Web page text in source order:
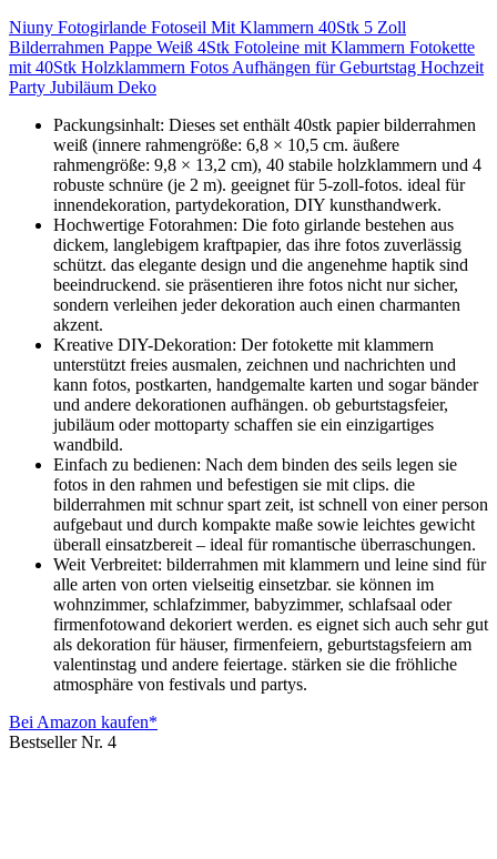
Niuny Fotogirlande Fotoseil Mit Klammern 40Stk 5 Zoll
Bilderrahmen Pappe Weiß 4Stk Fotoleine mit Klammern Fotokette
mit 40Stk Holzklammern Fotos Aufhängen für Geburtstag Hochzeit
Party Jubiläum Deko
Packungsinhalt: Dieses set enthält 40stk papier bilderrahmen
weiß (innere rahmengröße: 6,8 × 10,5 cm. äußere
rahmengröße: 9,8 × 13,2 cm), 40 stabile holzklammern und 4
robuste schnüre (je 2 m). geeignet für 5-zoll-fotos. ideal für
innendekoration, partydekoration, DIY kunsthandwerk.
Hochwertige Fotorahmen: Die foto girlande bestehen aus
dickem, langlebigem kraftpapier, das ihre fotos zuverlässig
schützt. das elegante design und die angenehme haptik sind
beeindruckend. sie präsentieren ihre fotos nicht nur sicher,
sondern verleihen jeder dekoration auch einen charmanten
akzent.
Kreative DIY-Dekoration: Der fotokette mit klammern
unterstützt freies ausmalen, zeichnen und nachrichten und
kann fotos, postkarten, handgemalte karten und sogar bänder
und andere dekorationen aufhängen. ob geburtstagsfeier,
jubiläum oder mottoparty schaffen sie ein einzigartiges
wandbild.
Einfach zu bedienen: Nach dem binden des seils legen sie
fotos in den rahmen und befestigen sie mit clips. die
bilderrahmen mit schnur spart zeit, ist schnell von einer person
aufgebaut und durch kompakte maße sowie leichtes gewicht
überall einsatzbereit – ideal für romantische überraschungen.
Weit Verbreitet: bilderrahmen mit klammern und leine sind für
alle arten von orten vielseitig einsetzbar. sie können im
wohnzimmer, schlafzimmer, babyzimmer, schlafsaal oder
firmenfotowand dekoriert werden. es eignet sich auch sehr gut
als dekoration für häuser, firmenfeiern, geburtstagsfeiern am
valentinstag und andere feiertage. stärken sie die fröhliche
atmosphäre von festivals und partys.
Bei Amazon kaufen*
Bestseller Nr. 4